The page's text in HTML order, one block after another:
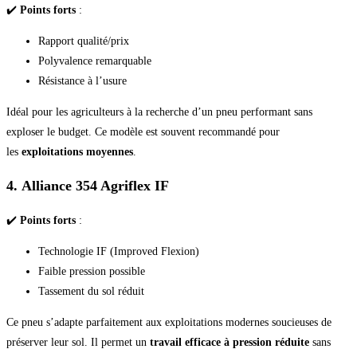
✔️ Points forts :
Rapport qualité/prix
Polyvalence remarquable
Résistance à l’usure
Idéal pour les agriculteurs à la recherche d’un pneu performant sans
exploser le budget. Ce modèle est souvent recommandé pour
les exploitations moyennes
4. Alliance 354 Agriflex IF
✔️ Points forts :
Technologie IF (Improved Flexion)
Faible pression possible
Tassement du sol réduit
Ce pneu s’adapte parfaitement aux exploitations modernes soucieuses de
préserver leur sol. Il permet un travail efficace à pression réduite sans